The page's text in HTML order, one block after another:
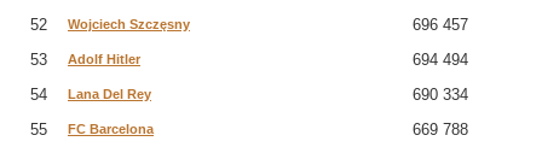
52
Wojciech Szczęsny
696 457
53
Adolf Hitler
694 494
54
Lana Del Rey
690 334
55
FC Barcelona
669 788